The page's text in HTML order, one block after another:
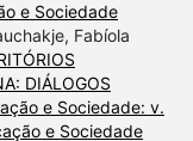
e Sociedade
Fabíola
DIÁLOGOS
e Sociedade: v.
e Sociedade